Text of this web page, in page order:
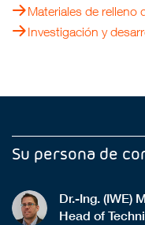
Materiales de relleno
Investigación y
Su persona de
Dr.-Ing. (IWE)
Head of